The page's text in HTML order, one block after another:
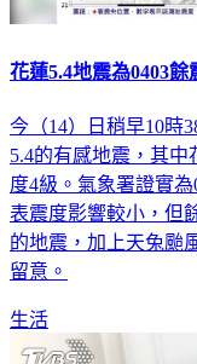
花蓮5.4地震為0403
今（14）日稍早10時
5.4的有感地震，其
度4級。氣象署證實
表震度影響較小，但
的地震，加上天兔颱
留意。
生活